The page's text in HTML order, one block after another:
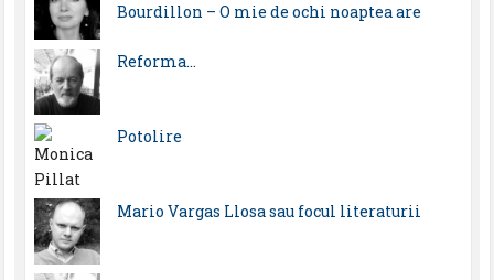
Bourdillon – O mie de ochi noaptea are
Reforma…
Potolire
Mario Vargas Llosa sau focul literaturii